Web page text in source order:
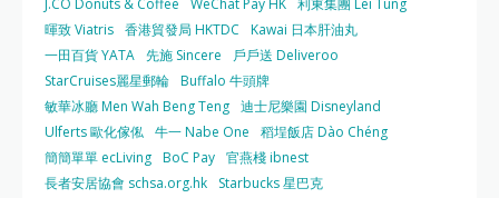
J.CO Donuts & Coffee
WeChat Pay HK 利東集團 Lei Tung
暉致 Viatris 香港貿發局 HKTDC
Kawai 日本肝油丸
一田百貨 YATA 先施 Sincere
戶戶送 Deliveroo
StarCruises麗星郵輪 Buffalo 牛頭牌
敏華冰廳 Men Wah Beng Teng 迪士尼樂園 Disneyland
Ulferts 歐化傢俬 牛一 Nabe One
稻埕飯店 Dào Chéng
簡簡單單 ecLiving BoC Pay 官燕棧 ibnest
長者安居協會 schsa.org.hk
Starbucks 星巴克